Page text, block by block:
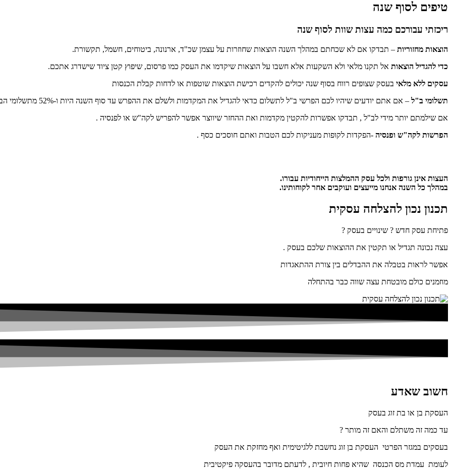
טיפים לסוף שנה
ריכזתי עבורכם כמה עצות שוות לסוף שנה
הוצאות מחזוריות – תבדקו אם לא שכחתם במהלך השנה הוצאות שחוזרות על עצמן שכ"ד, ארנונה, ביטוחים, חשמל, תקשורת.
כדי להגדיל הוצאות אל תקנו מלאי ולא השקעות אלא חשבו על הוצאות שיקדמו את העסק כמו פרסום, שיפוץ קטן ציוד שישדרג אתכם.
עסקים ללא מלאי בעסק שצופים רווח בסוף שנה יכולים להקדים רכישת הוצאות שוטפות או לדחות קבלת הכנסות
תשלומי ב"ל – אם אתם יודעים שיהיו לכם הפרשי ב"ל לתשלום כדאי להגדיל את המקדמות ולשלם את ההפרש עד סוף השנה היות ו-52% מתשלומי הב"ל (ללא מס בריאות) יחשבו להוצאה מוכרת .
אם שילמתם יותר מידי לב"ל , תבדקו אפשרות להקטין מקדמות ואת ההחזר שיווצר אפשר להפריש לקה"ש או לפנסיה .
הפרשות לקה"ש ופנסיה -הפקדות לקופות מעניקות לכם הטבות ואתם חוסכים כסף .
העצות אינן גורפות ולכל עסק ההמלצות הייחודיות עבורו.
במהלך כל השנה אנחנו מייעצים ועוקבים אחר לקוחותינו.
תכנון נכון להצלחה עסקית
פתיחת עסק חדש ? שינויים בעסק ?
עצה נכונה תגדיל או תקטין את ההוצאות שלכם בעסק .
אפשר לראות בטבלה את ההבדלים בין צורת ההתאגדות
מוזמנים כולם מובטחת עצה שווה כבר בהתחלה
חשוב שאדע
העסקת בן או בת זוג בעסק
עד כמה זה משתלם והאם זה מותר ?
בעסקים במגזר הפרטי העסקת בן זוג נחשבת ללגיטימית ואף מחזקת את העסק
לעומת עמדת מס הכנסה שהיא פחות חיובית , לדעתם מדובר בהעסקה פיקטיבית